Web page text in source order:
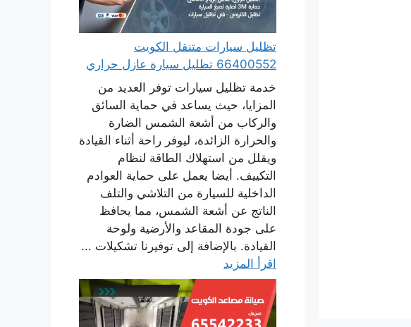
تظليل سيارات متنقل الكويت
66400552 تظليل سيارة عازل حراري
خدمة تظليل سيارات توفر العديد من
المزايا، حيث يساعد في حماية السائق
والركاب من أشعة الشمس الضارة
والحرارة الزائدة، ليوفر راحة أثناء القيادة
ويقلل من استهلاك الطاقة لنظام
التكييف. أيضا يعمل على حماية العوادم
الداخلية للسيارة من التلاشي والتلف
الناتج عن أشعة الشمس، مما يحافظ
على جودة المقاعد والأرضية ولوحة
القيادة. بالإضافة إلى توفيرنا تشكيلات ...
اقرأ المزيد